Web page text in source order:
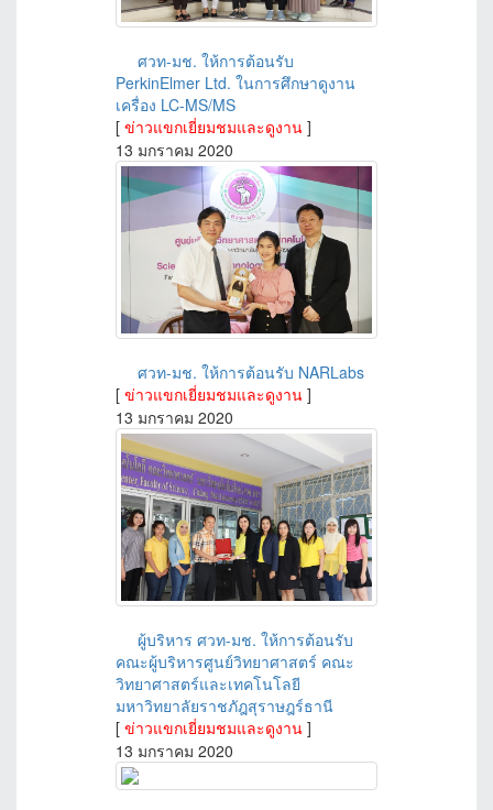
ศวท-มช. ให้การต้อนรับ
PerkinElmer Ltd. ในการศึกษาดูงาน
เครื่อง LC-MS/MS
[ ข่าวแขกเยี่ยมชมและดูงาน ]
13 มกราคม 2020
ศวท-มช. ให้การต้อนรับ NARLabs
[ ข่าวแขกเยี่ยมชมและดูงาน ]
13 มกราคม 2020
ผู้บริหาร ศวท-มช. ให้การต้อนรับ
คณะผู้บริหารศูนย์วิทยาศาสตร์ คณะ
วิทยาศาสตร์และเทคโนโลยี
มหาวิทยาลัยราชภัฎสุราษฎร์ธานี
[ ข่าวแขกเยี่ยมชมและดูงาน ]
13 มกราคม 2020